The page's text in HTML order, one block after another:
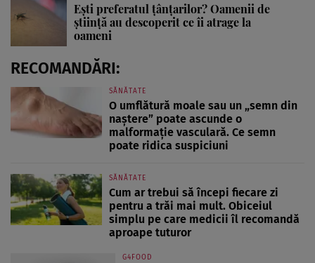
Ești preferatul țânțarilor? Oamenii de
știință au descoperit ce îi atrage la
oameni
RECOMANDĂRI:
SĂNĂTATE
O umflătură moale sau un „semn din
naștere” poate ascunde o
malformație vasculară. Ce semn
poate ridica suspiciuni
SĂNĂTATE
Cum ar trebui să începi fiecare zi
pentru a trăi mai mult. Obiceiul
simplu pe care medicii îl recomandă
aproape tuturor
G4FOOD